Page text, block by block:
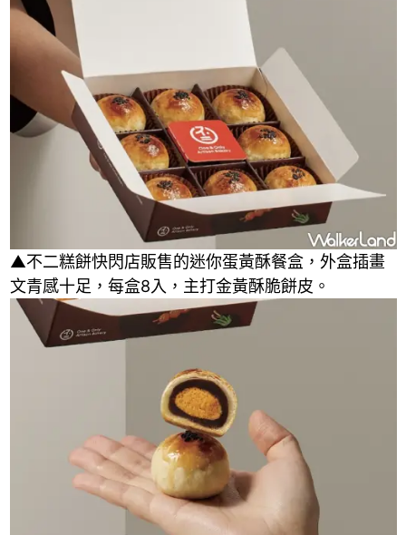
▲不二糕餅快閃店販售的迷你蛋黃酥餐盒，外盒插畫
文青感十足，每盒8入，主打金黃酥脆餅皮。